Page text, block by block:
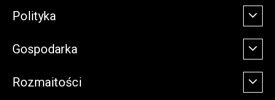
Polityka
Gospodarka
Rozmaitości